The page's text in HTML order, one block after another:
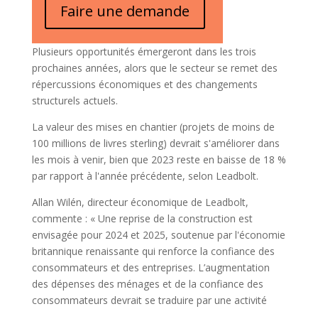
Faire une demande
Plusieurs opportunités émergeront dans les trois
prochaines années, alors que le secteur se remet des
répercussions économiques et des changements
structurels actuels.
La valeur des mises en chantier (projets de moins de
100 millions de livres sterling) devrait s'améliorer dans
les mois à venir, bien que 2023 reste en baisse de 18 %
par rapport à l'année précédente, selon Leadbolt.
Allan Wilén, directeur économique de Leadbolt,
commente : « Une reprise de la construction est
envisagée pour 2024 et 2025, soutenue par l'économie
britannique renaissante qui renforce la confiance des
consommateurs et des entreprises. L’augmentation
des dépenses des ménages et de la confiance des
consommateurs devrait se traduire par une activité